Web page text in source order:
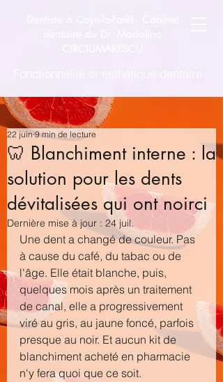
🦷 Blanchiment interne : la
solution pour les dents
dévitalisées qui ont noirci
22 juin 9 min de lecture
Dernière mise à jour : 24 juil.
Une dent a changé de couleur. Pas
à cause du café, du tabac ou de
l'âge. Elle était blanche, puis,
quelques mois après un traitement
de canal, elle a progressivement
viré au gris, au jaune foncé, parfois
presque au noir. Et aucun kit de
blanchiment acheté en pharmacie
n'y fera quoi que ce soit.